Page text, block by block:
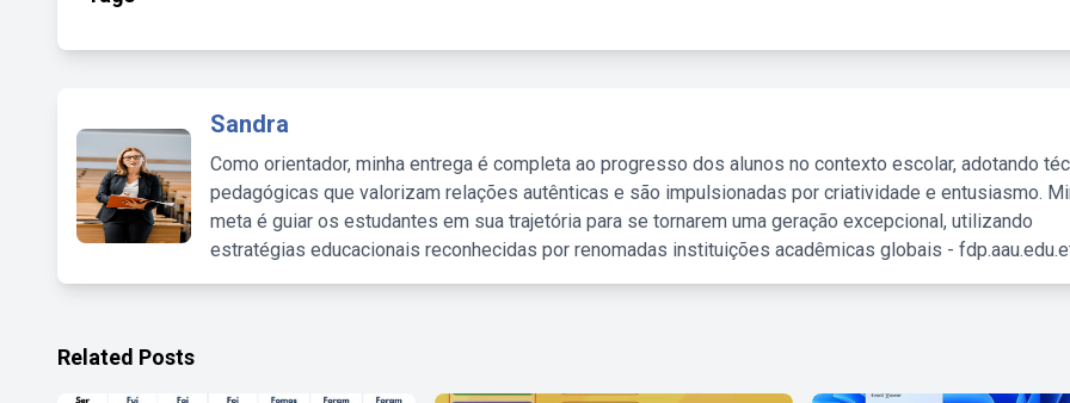
Sandra
Como orientador, minha entrega é completa ao progresso dos alunos no contexto escolar, adotando
pedagógicas que valorizam relações autênticas e são impulsionadas por criatividade e entusiasmo.
meta é guiar os estudantes em sua trajetória para se tornarem uma geração excepcional, utilizando
estratégias educacionais reconhecidas por renomadas instituições acadêmicas globais -
Related Posts